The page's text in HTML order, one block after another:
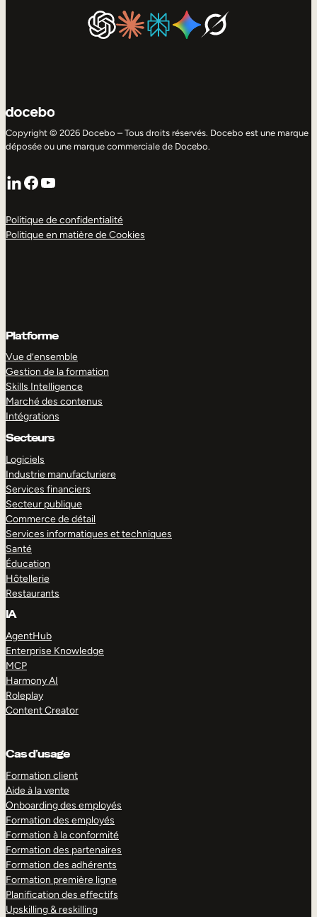
Copyright © 2026 Docebo – Tous droits réservés. Docebo est une marque
déposée ou une marque commerciale de Docebo.
LinkedIn
Facebook
YouTube
Politique de confidentialité
Politique en matière de Cookies
Platforme
Vue d’ensemble
Gestion de la formation
Skills Intelligence
Marché des contenus
Intégrations
Secteurs
Logiciels
Industrie manufacturiere
Services financiers
Secteur publique
Commerce de détail
Services informatiques et techniques
Santé
Éducation
Hôtellerie
Restaurants
IA
AgentHub
Enterprise Knowledge
MCP
Harmony AI
Roleplay
Content Creator
Cas d’usage
Formation client
Aide à la vente
Onboarding des employés
Formation des employés
Formation à la conformité
Formation des partenaires
Formation des adhérents
Formation première ligne
Planification des effectifs
Upskilling & reskilling